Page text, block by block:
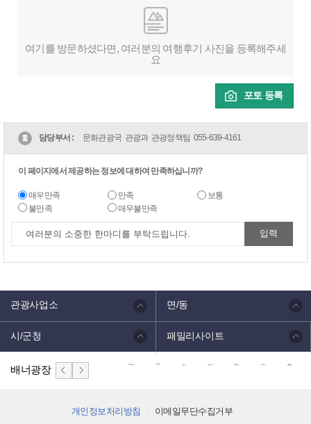
여기를 방문하셨다면, 여러분의 여행후기 사진을 등록해주세
요
포토 등록
담당부서 : 문화관광국 관광과 관광정책팀 055-639-4161
이 페이지에서 제공하는 정보에 대하여 만족하십니까?
매우만족 만족
보통
불만족
매우불만족
관광사업소 면/동
시/군청 패밀리사이트
배너광장
개인정보처리방침
이메일무단수집거부